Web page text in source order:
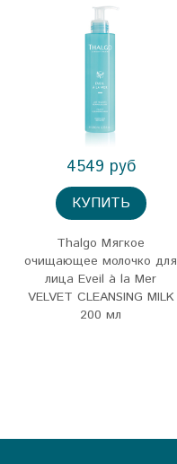
4549 руб
КУПИТЬ
Thalgo Мягкое
очищающее молочко для
лица Eveil à la Mer
VELVET CLEANSING MILK
200 мл